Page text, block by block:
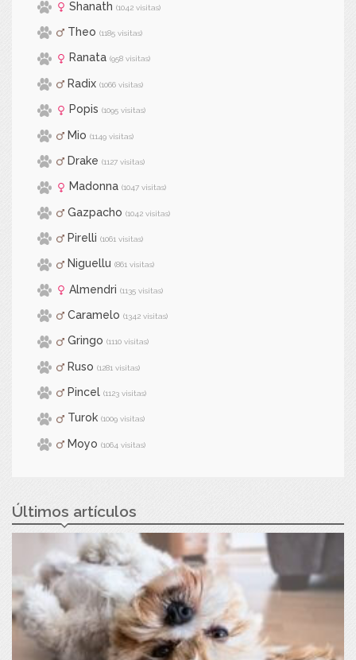
Shanath (1042 visitas)
Theo (1185 visitas)
Ranata (958 visitas)
Radix (1066 visitas)
Popis (1095 visitas)
Mio (1149 visitas)
Drake (1127 visitas)
Madonna (1047 visitas)
Gazpacho (1042 visitas)
Pirelli (1061 visitas)
Niguellu (861 visitas)
Almendri (1135 visitas)
Caramelo (1342 visitas)
Gringo (1110 visitas)
Ruso (1281 visitas)
Pincel (1123 visitas)
Turok (1009 visitas)
Moyo (1064 visitas)
Últimos artículos